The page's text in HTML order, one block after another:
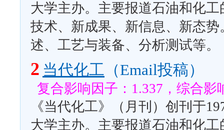
大学主办。主要报道石油和化
技术、新成果、新信息、新态
述、工艺与装备、分析测试等。
2 当代化工 （Email投稿）
复合影响因子：1.337，综合影
《当代化工》（月刊）创刊于
大学主办。主要报道石油和化